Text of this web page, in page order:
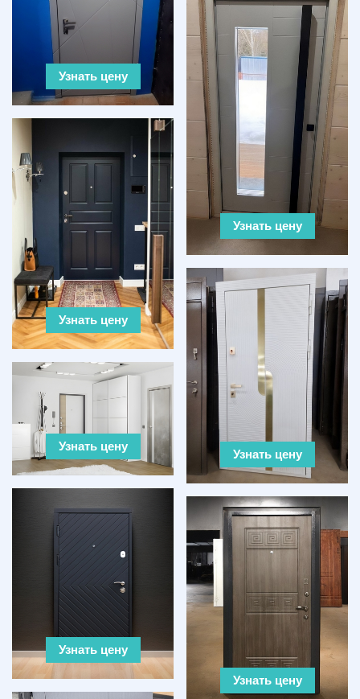
Узнать цену
Узнать цену
Узнать цену
Узнать цену
Узнать цену
Узнать цену
Узнать цену